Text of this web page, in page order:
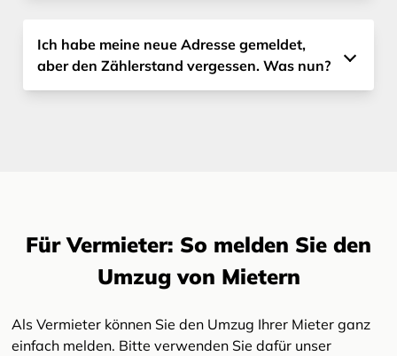
Ich habe meine neue Adresse gemeldet,
aber den Zählerstand vergessen. Was nun?
Für Vermieter: So melden Sie den
Umzug von Mietern
Als Vermieter können Sie den Umzug Ihrer Mieter ganz
einfach melden. Bitte verwenden Sie dafür unser